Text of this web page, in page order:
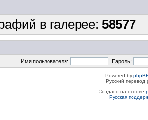
в галерее: 58577
Имя пользователя: Пароль:
Powered by
Русский
Создано на основе
Русская